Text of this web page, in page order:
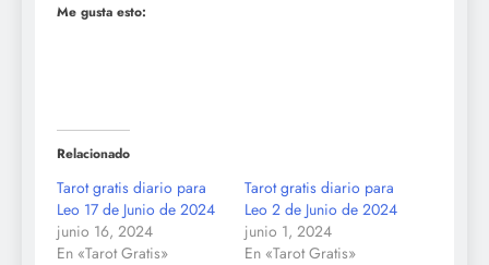
Me gusta esto:
Relacionado
Tarot gratis diario para
Leo 17 de Junio de 2024
junio 16, 2024
En «Tarot Gratis»
Tarot gratis diario para
Leo 2 de Junio de 2024
junio 1, 2024
En «Tarot Gratis»